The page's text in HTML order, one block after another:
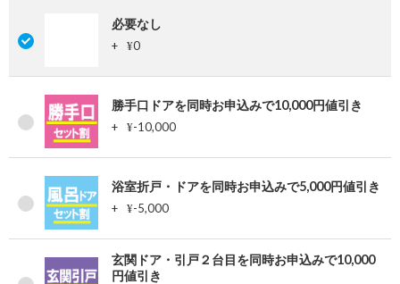
必要なし
+ ¥0
勝手口ドアを同時お申込みで10,000円値引き
+ ¥-10,000
浴室折戸・ドアを同時お申込みで5,000円値引き
+ ¥-5,000
玄関ドア・引戸２台目を同時お申込みで10,000
円値引き